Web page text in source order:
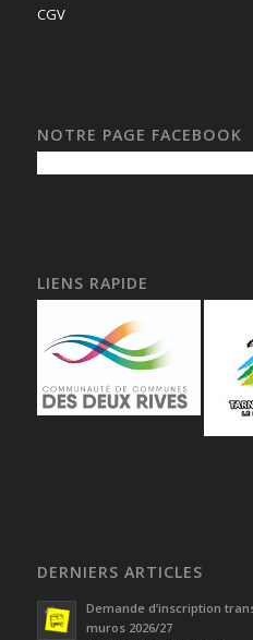
CGV
NOTRE PAGE FACEBOOK
LIENS RAPIDE
DERNIERS ARTICLES
Demande d’inscription
muros 2026/27